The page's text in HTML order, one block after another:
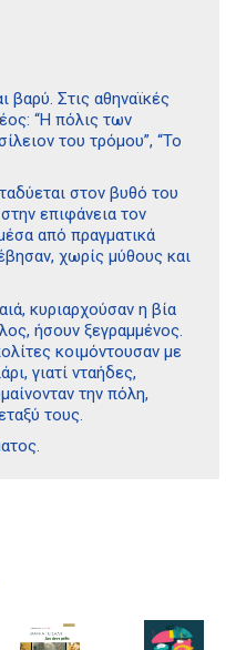
βαρύ. Στις αθηναϊκές
“Η πόλις των
του τρόμου”, “Το
στον βυθό του
επιφάνεια τον
από πραγματικά
χωρίς μύθους και
κυριαρχούσαν η βία
ήσουν ξεγραμμένος.
κοιμόντουσαν με
γιατί νταήδες,
την πόλη,
τους.
106 80
δεδομένων